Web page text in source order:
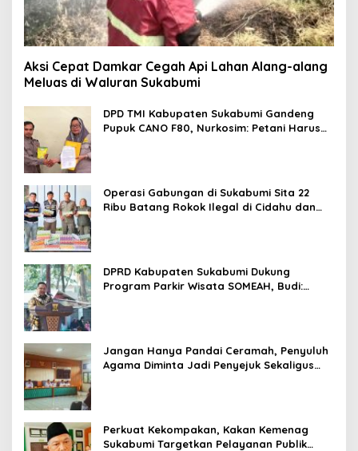
Aksi Cepat Damkar Cegah Api Lahan Alang-alang
Meluas di Waluran Sukabumi
DPD TMI Kabupaten Sukabumi Gandeng
Pupuk CANO F80, Nurkosim: Petani Harus
Operasi Gabungan di Sukabumi Sita 22
Ribu Batang Rokok Ilegal di Cidahu dan
DPRD Kabupaten Sukabumi Dukung
Program Parkir Wisata SOMEAH, Budi:
Jangan Hanya Pandai Ceramah, Penyuluh
Agama Diminta Jadi Penyejuk Sekaligus
Perkuat Kekompakan, Kakan Kemenag
Sukabumi Targetkan Pelayanan Publik